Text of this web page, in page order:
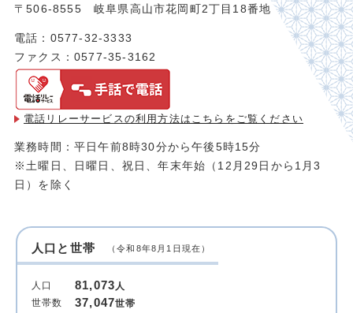
〒506-8555 岐阜県高山市花岡町2丁目18番地
電話：0577-32-3333
ファクス：0577-35-3162
電話リレーサービスの利用方法は こちらをご覧ください
業務時間：平日午前8時30分から午後5時15分
※土曜日、日曜日、祝日、年末年始（12月29日から1月3
日）を除く
人口と世帯 （令和8年8月1日現在）
人口 81,073人
世帯数
37,047世帯